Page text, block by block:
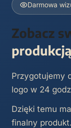
Darmowa
Zobacz
produkcją
Przygotujemy
logo w 24
Dzięki temu
finalny produkt.